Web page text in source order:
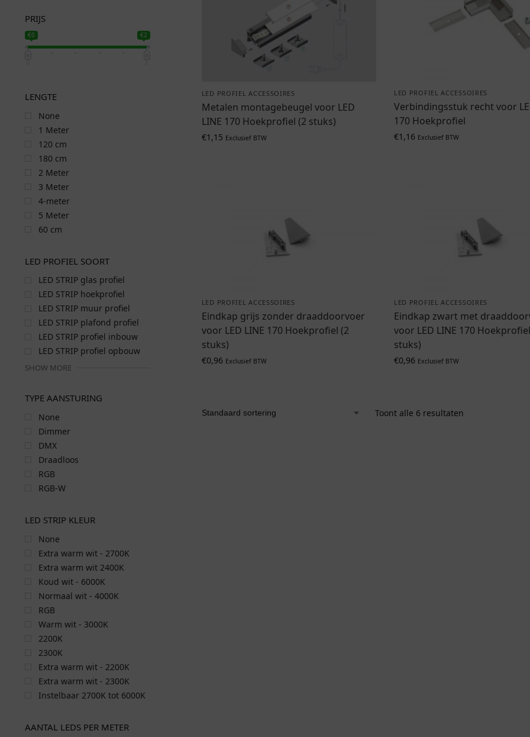
LED PROFIEL ACCESSOIRES
Metalen montagebeugel voor LED
LINE 170 Hoekprofiel (2 stuks)
€1,15 Exclusief BTW
LED PROFIEL ACCESSOIRES
Verbindingsstuk recht voor
170 Hoekprofiel
€1,16 Exclusief BTW
LED PROFIEL ACCESSOIRES
Eindkap grijs zonder draaddoorvoer
voor LED LINE 170 Hoekprofiel (2
stuks)
€0,96 Exclusief BTW
LED PROFIEL ACCESSOIRES
Eindkap zwart met
voor LED LINE 170
stuks)
€0,96 Exclusief BTW
Toont alle 6 resultaten
PRIJS
€0 €2
LENGTE
None
1 Meter
120 cm
180 cm
2 Meter
3 Meter
4-meter
5 Meter
60 cm
LED PROFIEL SOORT
LED STRIP glas profiel
LED STRIP hoekprofiel
LED STRIP muur profiel
LED STRIP plafond profiel
LED STRIP profiel inbouw
LED STRIP profiel opbouw
SHOW MORE
TYPE AANSTURING
None
Dimmer
DMX
Draadloos
RGB
RGB-W
LED STRIP KLEUR
None
Extra warm wit - 2700K
Extra warm wit 2400K
Koud wit - 6000K
Normaal wit - 4000K
RGB
Warm wit - 3000K
2200K
2300K
Extra warm wit - 2200K
Extra warm wit - 2300K
Instelbaar 2700K tot 6000K
AANTAL LEDS PER METER